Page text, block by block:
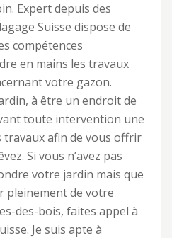
Expert depuis des
Suisse dispose de
compétences
en mains les travaux
votre gazon.
à être un endroit de
toute intervention une
travaux afin de vous offrir
Si vous n’avez pas
votre jardin mais que
pleinement de votre
des-bois, faites appel à
Je suis apte à